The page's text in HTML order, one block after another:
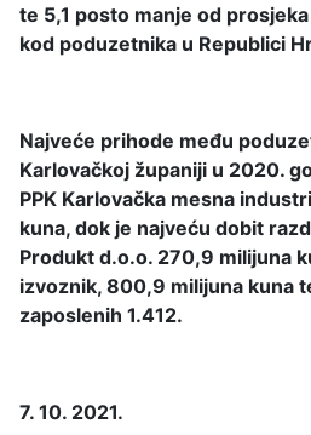
te 5,1 posto manje od
kod poduzetnika u Republici
Najveće prihode među
Karlovačkoj županiji u 2020.
PPK Karlovačka mesna
kuna, dok je najveću dobit
Produkt d.o.o. 270,9 milijuna
izvoznik, 800,9 milijuna kuna
zaposlenih 1.412.
7. 10. 2021.